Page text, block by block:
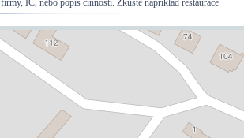
IČ, nebo popis činnosti. Zkuste například restaurace